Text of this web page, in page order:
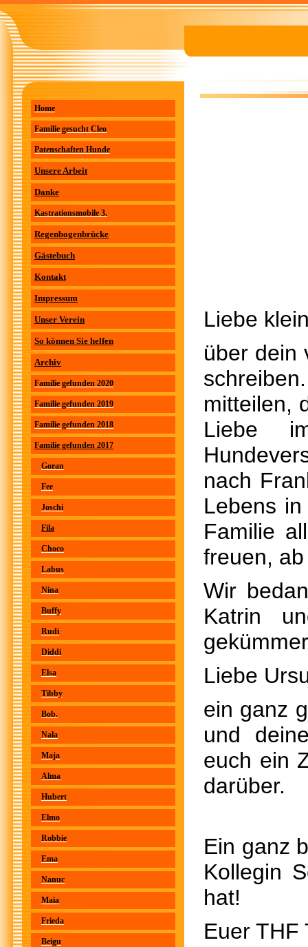
Home
Familie gesucht Cleo
Patenschaften Hunde
Unsere Arbeit
Danke
Kastrationsmobile 3.
Regenbogenbrücke
Gästebuch
Kontakt
Impressum
Unser Verein
So können Sie helfen
Archiv
Familie gefunden 2020
Familie gefunden 2019
Familie gefunden 2018
Familie gefunden 2017
Goran
Fee
Joschi
Fila
Choco
Labus
Nina
Buffy
Rudi
Diddi
Elsa
Tibby
Bob.
Nala
Maja
Alma
Hubert
Elmo
Robbie
Ema
Nanuc
Maia
Frieda
Beigu
Liebe
über dein
mitteilen,
Liebe
nach
Lebens
Familie
freuen,
Wir
Katrin
Liebe
ein ganz
und
euch ein
darüber.
Ein ganz
Kollegin
hat!
Euer THF